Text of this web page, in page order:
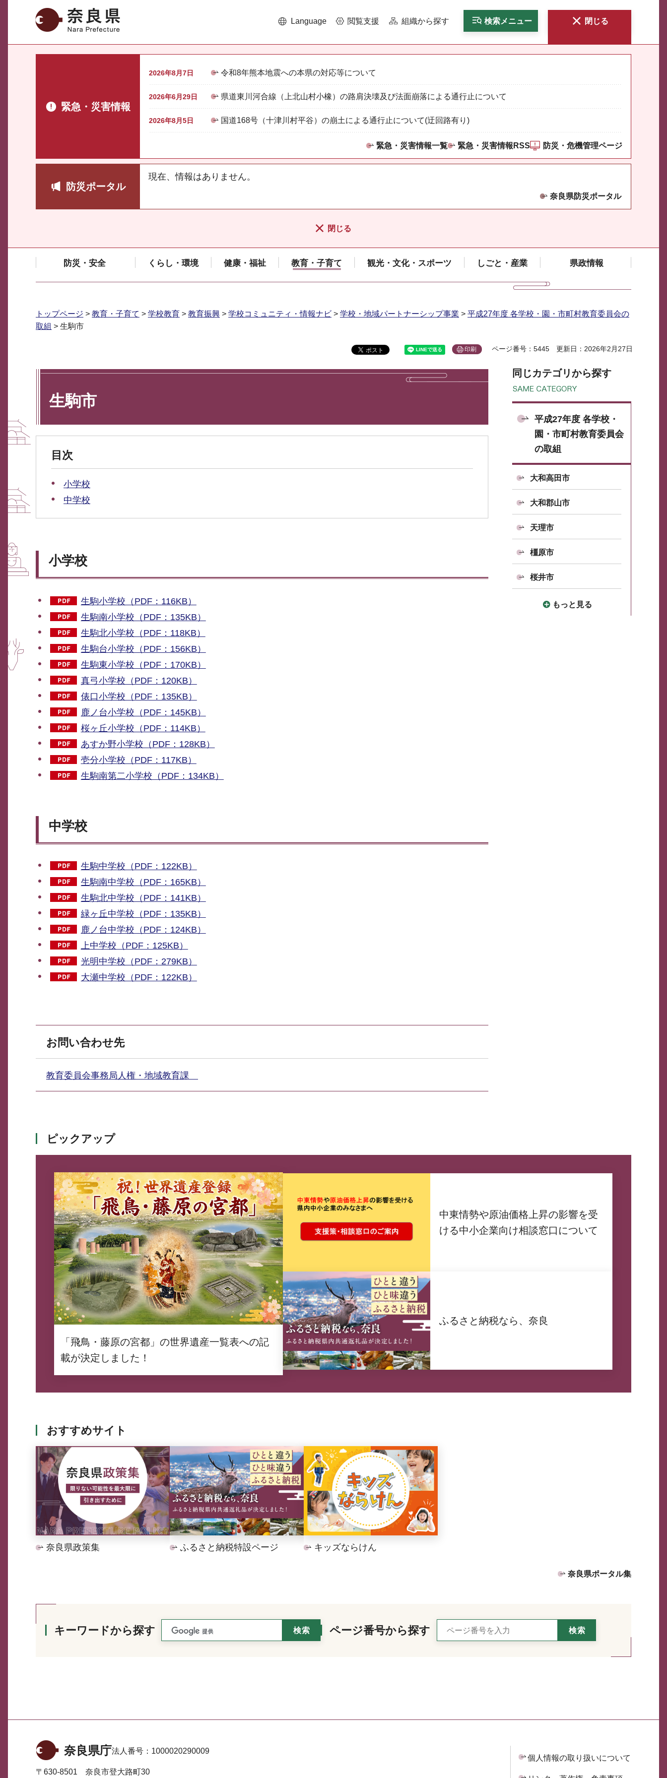
奈良県 Language 閲覧支援 組織から探す 検索メニュー 閉じる
緊急・災害情報
2026年8月7日 令和8年熊本地震への本県の対応等について
2026年6月29日 県道東川河合線（上北山村小橡）の路肩決壊及び法面崩落による通行止について
2026年8月5日 国道168号（十津川村平谷）の崩土による通行止について(迂回路有り)
緊急・災害情報一覧 緊急・災害情報RSS 防災・危機管理ページ
防災ポータル
現在、情報はありません。
奈良県防災ポータル
閉じる
防災・安全 くらし・環境 健康・福祉 教育・子育て 観光・文化・スポーツ しごと・産業 県政情報
トップページ > 教育・子育て > 学校教育 > 教育振興 > 学校コミュニティ・情報ナビ > 学校・地域パートナーシップ事業 > 平成27年度 各学校・園・市町村教育委員会の
取組 > 生駒市
印刷 ページ番号：5445 更新日：2026年2月27日
生駒市
目次
小学校
中学校
小学校
生駒小学校（PDF：116KB）
生駒南小学校（PDF：135KB）
生駒北小学校（PDF：118KB）
生駒台小学校（PDF：156KB）
生駒東小学校（PDF：170KB）
真弓小学校（PDF：120KB）
俵口小学校（PDF：135KB）
鹿ノ台小学校（PDF：145KB）
桜ヶ丘小学校（PDF：114KB）
あすか野小学校（PDF：128KB）
壱分小学校（PDF：117KB）
生駒南第二小学校（PDF：134KB）
中学校
生駒中学校（PDF：122KB）
生駒南中学校（PDF：165KB）
生駒北中学校（PDF：141KB）
緑ヶ丘中学校（PDF：135KB）
鹿ノ台中学校（PDF：124KB）
上中学校（PDF：125KB）
光明中学校（PDF：279KB）
大瀬中学校（PDF：122KB）
お問い合わせ先
教育委員会事務局人権・地域教育課
同じカテゴリから探す
平成27年度 各学校・
園・市町村教育委員会
の取組
大和高田市
大和郡山市
天理市
橿原市
桜井市
もっと見る
ピックアップ
「飛鳥・藤原の宮都」の世界遺産一覧表への記
載が決定しました！
中東情勢や原油価格上昇の影響を受
ける中小企業向け相談窓口について
ふるさと納税なら、奈良
おすすめサイト
奈良県政策集 ふるさと納税特設ページ キッズならけん
奈良県ポータル集
キーワードから探す ページ番号から探す
奈良県庁法人番号： 1000020290009
〒630-8501 奈良市登大路町30
個人情報の取り扱いについて